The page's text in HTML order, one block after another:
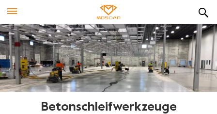
Betonschleifwerkzeuge